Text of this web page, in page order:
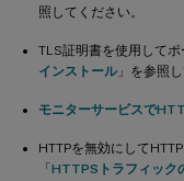
照してください。
TLS証明書を使用して
インストール」を参照し
モニターサービスで
HTTPを無効にして
「HTTPSトラフィック